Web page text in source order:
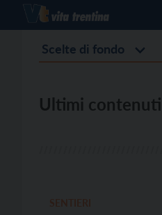
Scelte di fondo
Ultimi